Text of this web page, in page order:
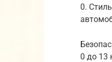
0.
0 до 13